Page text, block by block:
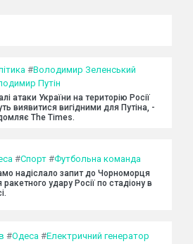
#Володимир Зеленський
Путін
атаки України на територію Росії
виявитися вигідними для Путіна, -
The Times.
#Спорт #Футбольна команда
надіслало запит до Чорноморця
ракетного удару Росії по стадіону в
#Одеса #Електричний генератор